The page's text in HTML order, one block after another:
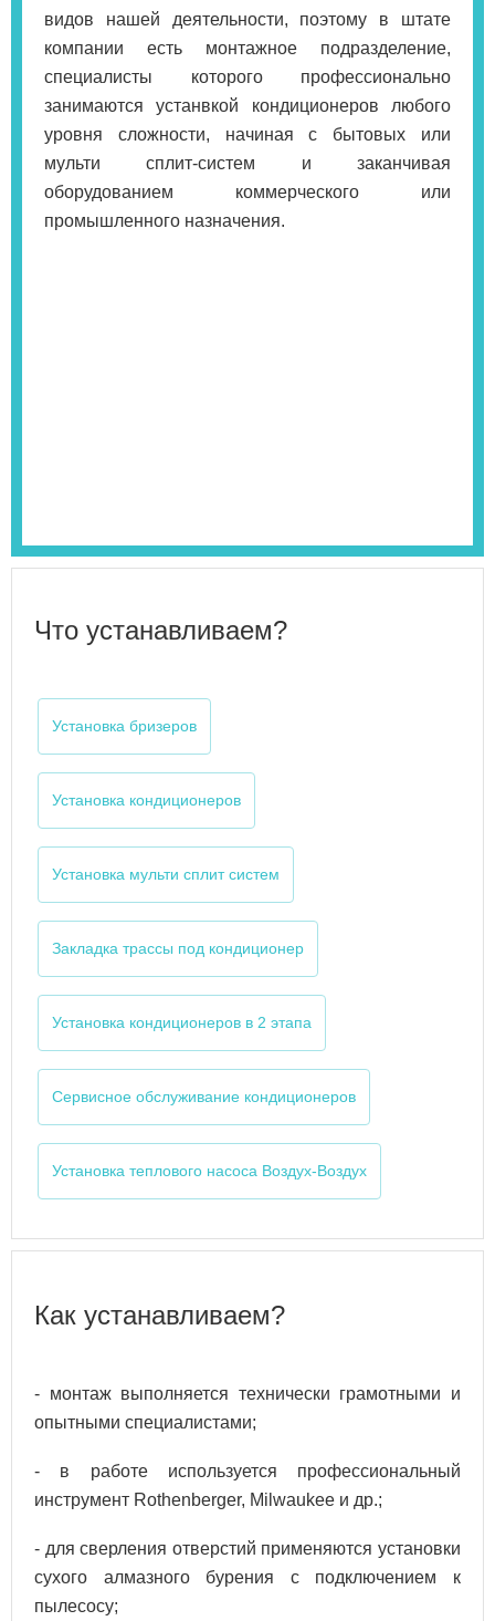
видов нашей деятельности, поэтому в штате
компании есть монтажное подразделение,
специалисты которого профессионально
занимаются устанвкой кондиционеров любого
уровня сложности, начиная с бытовых или
мульти сплит-систем и заканчивая
оборудованием коммерческого или
промышленного назначения.
Что устанавливаем?
Установка бризеров
Установка кондиционеров
Установка мульти сплит систем
Закладка трассы под кондиционер
Установка кондиционеров в 2 этапа
Сервисное обслуживание кондиционеров
Установка теплового насоса Воздух-Воздух
Как устанавливаем?
- монтаж выполняется технически грамотными и
опытными специалистами;
- в работе используется профессиональный
инструмент Rothenberger, Milwaukee и др.;
- для сверления отверстий применяются установки
сухого алмазного бурения с подключением к
пылесосу;